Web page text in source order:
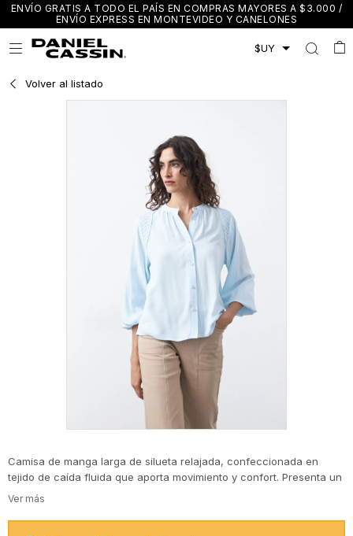
ENVÍO GRATIS A TODO EL PAÍS EN COMPRAS MAYORES A $3.000 /
ENVÍO EXPRESS EN MONTEVIDEO Y CANELONES

Volver al listado
Camisa de manga larga de silueta relajada, confeccionada en
tejido de caída fluida que aporta movimiento y confort. Presenta un
delicado trabajo de tablas en la zona de los hombros, que suma
que realzan la calidad de la prenda.